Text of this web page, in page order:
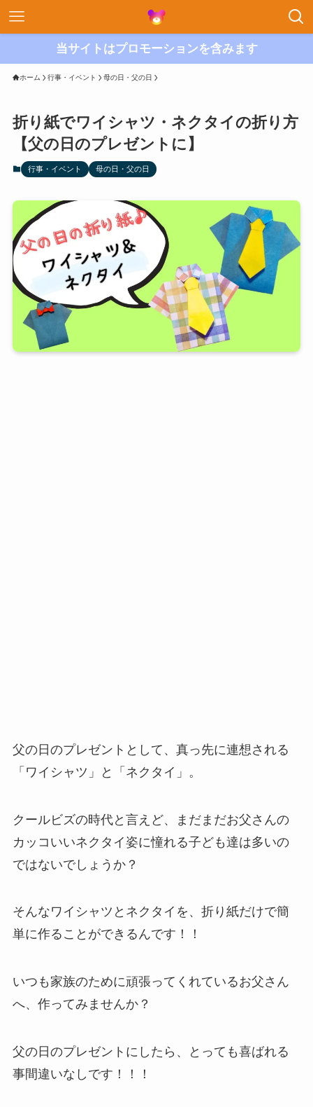
当サイトはプロモーションを含みます
ホーム 行事・イベント 母の日・父の日
折り紙でワイシャツ・ネクタイの折り方
【父の日のプレゼントに】
行事・イベント 母の日・父の日
父の日のプレゼントとして、真っ先に連想される
「ワイシャツ」と「ネクタイ」。
クールビズの時代と言えど、まだまだお父さんの
カッコいいネクタイ姿に憧れる子ども達は多いの
ではないでしょうか？
そんなワイシャツとネクタイを、折り紙だけで簡
単に作ることができるんです！！
いつも家族のために頑張ってくれているお父さん
へ、作ってみませんか？
父の日のプレゼントにしたら、とっても喜ばれる
事間違いなしです！！！